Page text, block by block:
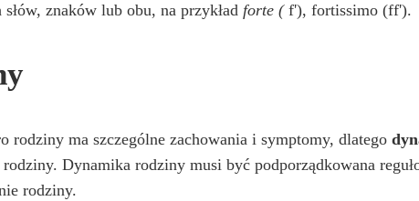
znaków lub obu, na przykład forte (f'), fortissimo (ff').
rodziny ma szczególne zachowania i symptomy, dlatego
Dynamika rodziny musi być podporządkowana
rodziny.